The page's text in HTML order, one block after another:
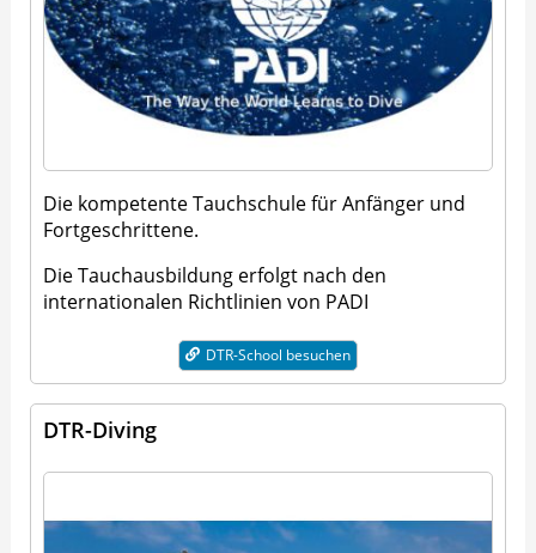
Die kompetente Tauchschule für Anfänger und
Fortgeschrittene.
Die Tauchausbildung erfolgt nach den
internationalen Richtlinien von PADI
DTR-School besuchen
DTR-Diving